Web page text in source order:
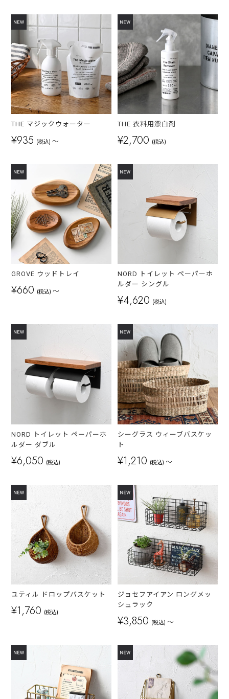
THE マジックウォーター
¥935 (税込) ～
THE 衣料用漂白剤
¥2,700 (税込)
GROVE ウッドトレイ
¥660 (税込) ～
NORD トイレット ペーパーホ
ルダー シングル
¥4,620 (税込)
NORD トイレット ペーパーホ
ルダー ダブル
¥6,050 (税込)
シーグラス ウィーブバスケッ
ト
¥1,210 (税込) ～
ユティル ドロップバスケット
¥1,760 (税込)
ジョセフアイアン ロングメッ
シュラック
¥3,850 (税込) ～